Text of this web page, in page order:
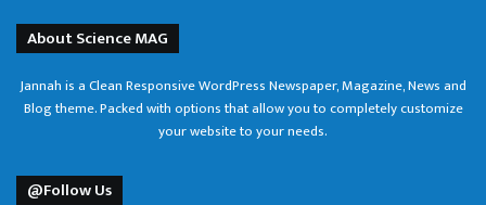
About Science MAG
Jannah is a Clean Responsive WordPress Newspaper, Magazine, News and
Blog theme. Packed with options that allow you to completely customize
your website to your needs.
@Follow Us